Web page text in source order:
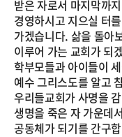
받은 자로서 마지막까
경영하시고 지으실 터
가겠습니다. 삶을 돌아
이루어 가는 교회가 되
학부모들과 아이들이
예수 그리스도를 알고
우리들교회가 사명을
생명을 죽은 자 가운데
공동체가 되기를 간구